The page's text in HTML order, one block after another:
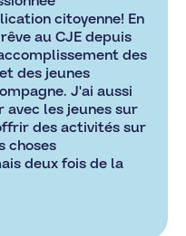
citoyenne! En
au CJE depuis
des
des jeunes
J'ai aussi
avec les jeunes sur
des activités sur
choses
deux fois de la